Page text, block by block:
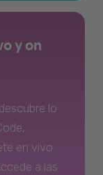
y on
lo
en vivo
a las